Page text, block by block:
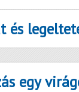
és
egy